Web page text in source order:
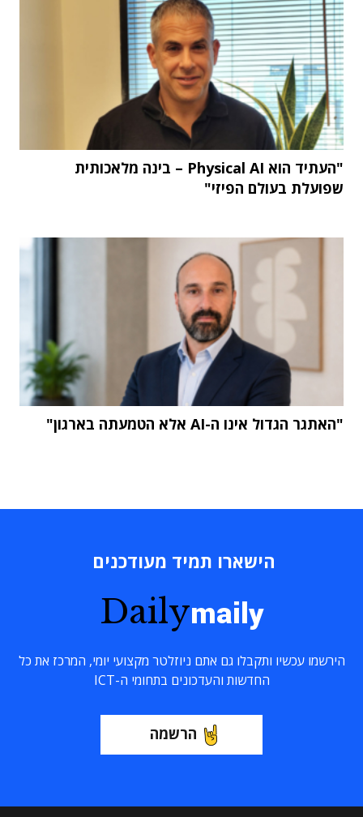
"העתיד הוא Physical AI – בינה מלאכותית
שפועלת בעולם הפיזי"
"האתגר הגדול אינו ה-AI אלא הטמעתה בארגון"
הישארו תמיד מעודכנים
Dailymaily
הירשמו עכשיו ותקבלו גם אתם ניוזלטר מקצועי יומי, המרכז את כל
החדשות והעדכונים בתחומי ה-ICT
הרשמה